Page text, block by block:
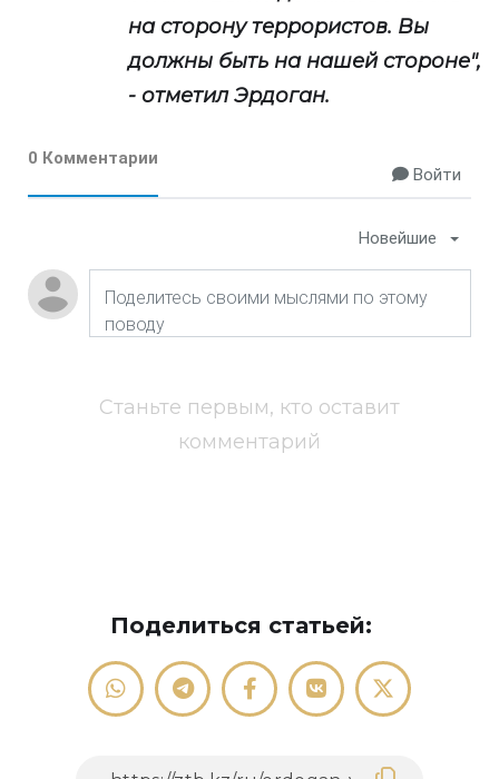
на сторону террористов. Вы
должны быть на нашей стороне",
- отметил Эрдоган.
0 Комментарии
Войти
Новейшие
Станьте первым, кто оставит
комментарий
Поделиться статьей: